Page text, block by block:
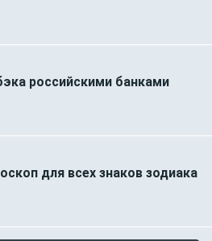
российскими банками
для всех знаков зодиака